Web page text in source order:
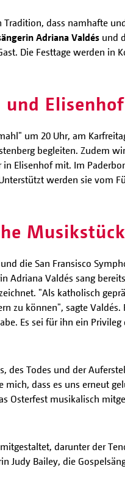
Tradition, dass namhafte
Adriana Valdés und
Die Festtage werden in
und Elisenhof
um 20 Uhr, am
begleiten. Zudem
in Elisenhof mit. Im
werden sie vom
die San Fransisco
Adriana Valdés sang
"Als katholisch
zu können", sagte Valdés.
Es sei für ihn ein Privileg
des Todes und der
dass es uns erneut
Osterfest musikalisch
darunter der
Judy Bailey, die